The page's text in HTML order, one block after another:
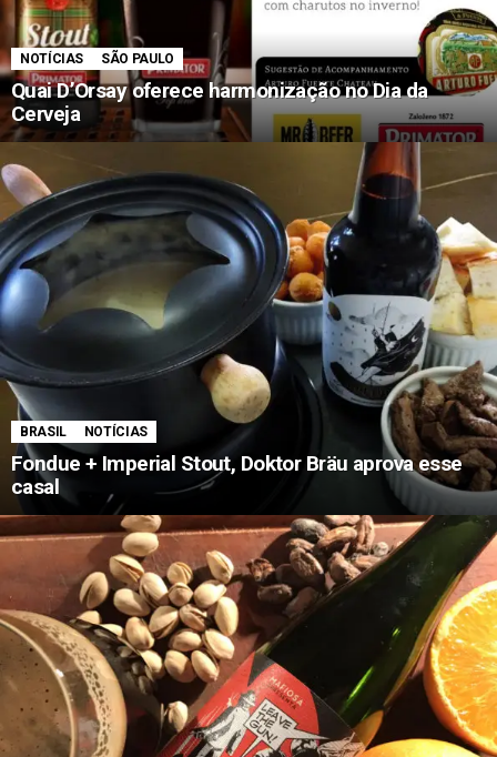
NOTÍCIAS SÃO PAULO
Quai D’Orsay oferece harmonização no Dia da
Cerveja
BRASIL NOTÍCIAS
Fondue + Imperial Stout, Doktor Bräu aprova esse
casal